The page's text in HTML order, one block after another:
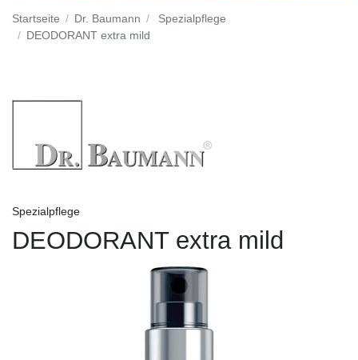
Startseite Dr. Baumann
Spezialpflege
DEODORANT extra mild
Spezialpflege
DEODORANT extra mild